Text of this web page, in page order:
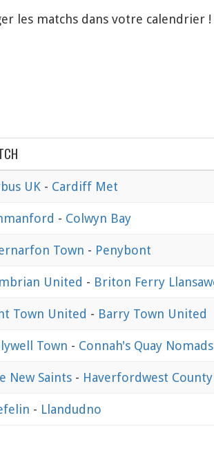
les matchs dans votre calendrier !
UK - Cardiff Met
- Colwyn Bay
Town - Penybont
United - Briton Ferry
Town United - Barry Town United
Town - Connah's Quay Nomads
New Saints - Haverfordwest County
- Llandudno